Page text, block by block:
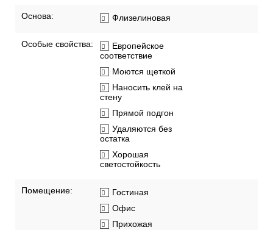
Основа: Флизелиновая
Особые свойства:
Европейское
соответствие
Моются щеткой
Наносить клей на
стену
Прямой подгон
Удаляются без
остатка
Хорошая
светостойкость
Помещение:
Гостиная
Офис
Прихожая